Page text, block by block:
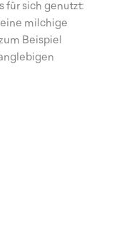
für sich genutzt:
eine milchige
Beispiel